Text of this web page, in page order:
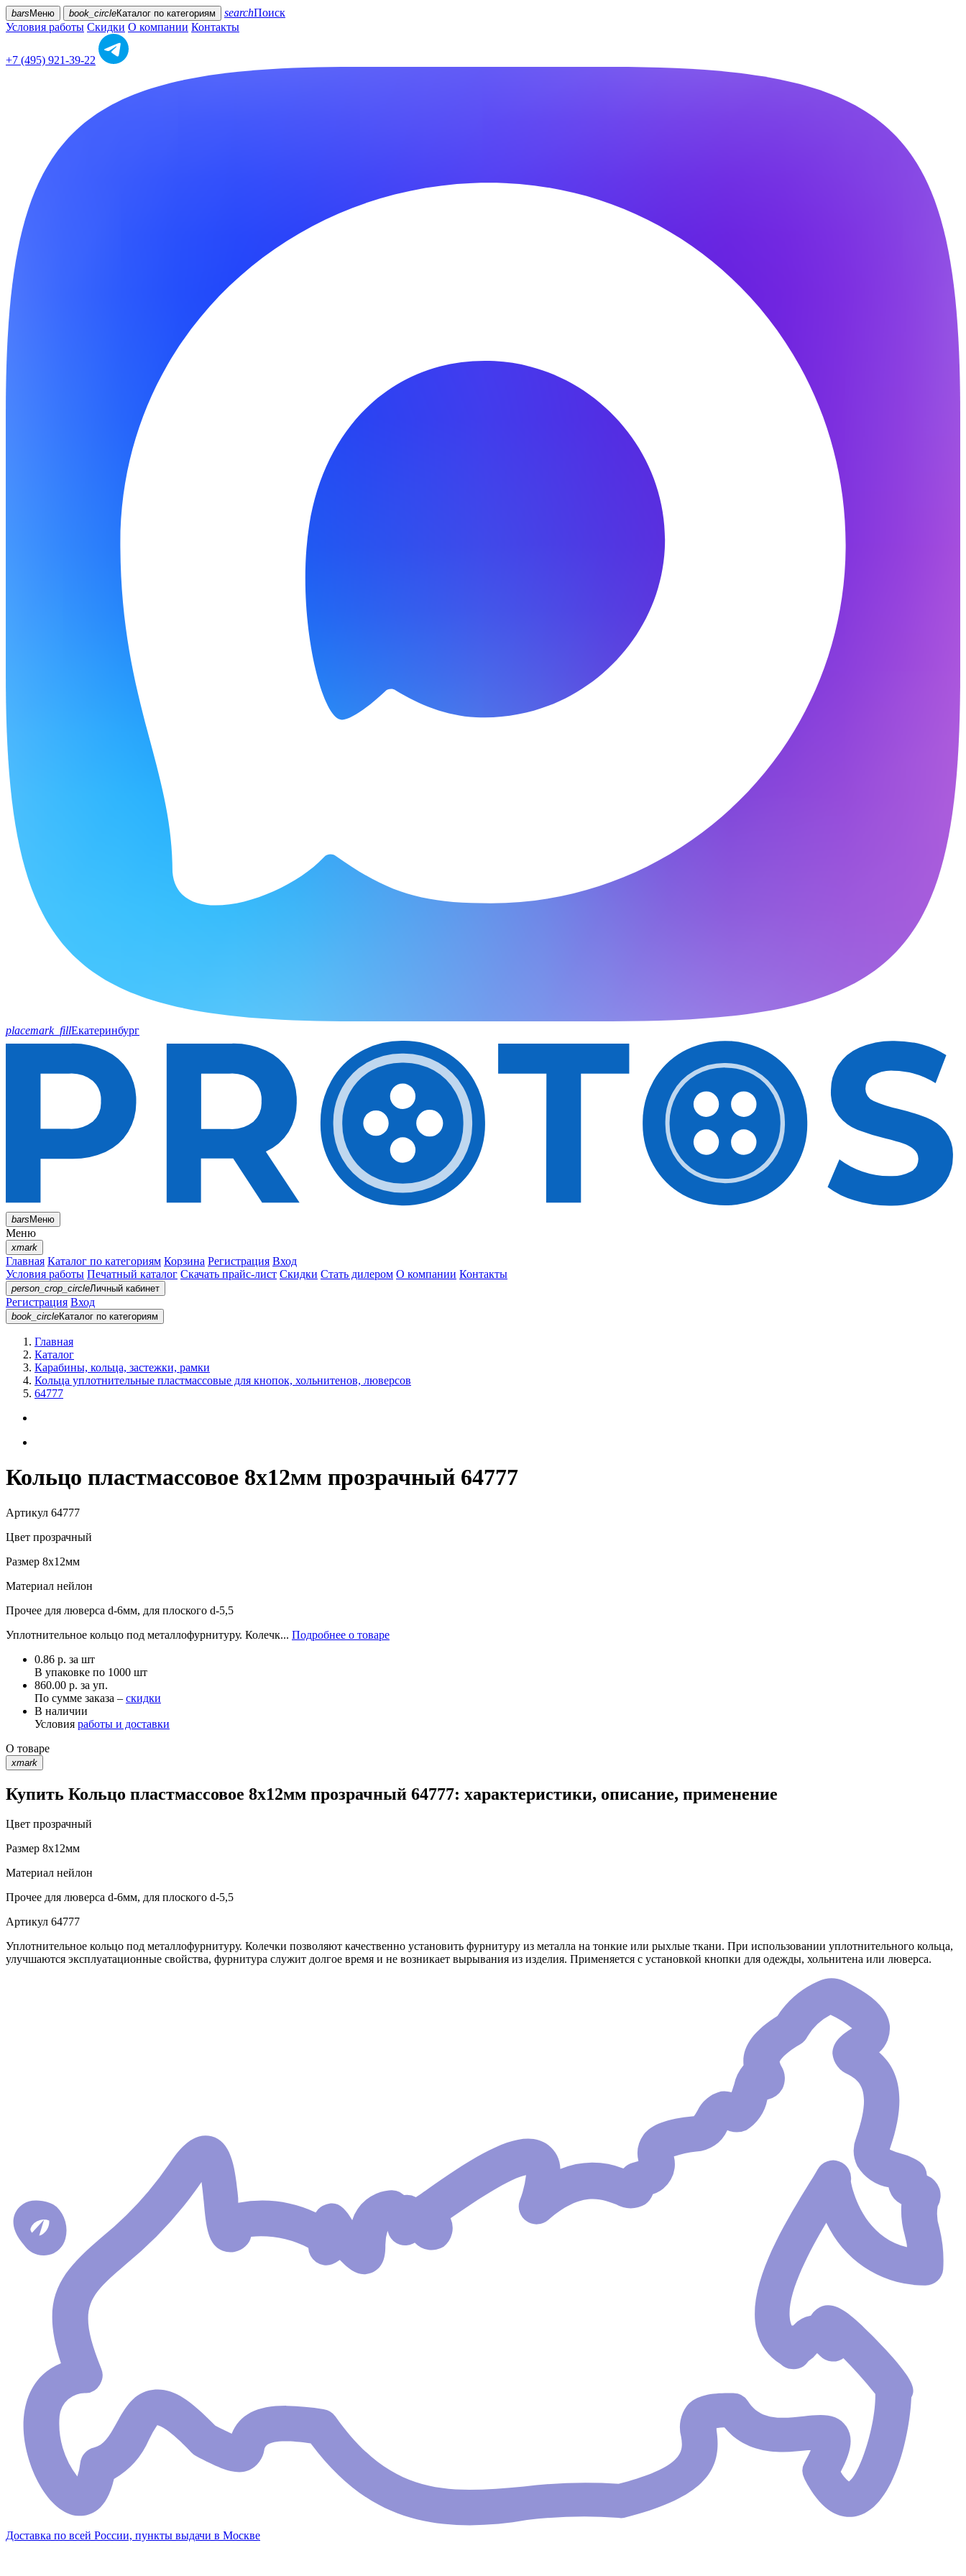
bars Меню book_circleКаталог по категориям searchПоиск
Условия работы Скидки О компании Контакты
+7 (495) 921-39-22
placemark_fillЕкатеринбург
barsМеню
Меню
xmark
Главная Каталог по категориям Корзина Регистрация Вход
Условия работы Печатный каталог Скачать прайс-лист Скидки Стать дилером О компании Контакты
person_crop_circleЛичный кабинет
Регистрация Вход
book_circleКаталог по категориям
Главная
Каталог
Карабины, кольца, застежки, рамки
Кольца уплотнительные пластмассовые для кнопок, хольнитенов, люверсов
64777
Кольцо пластмассовое 8х12мм прозрачный 64777
Артикул 64777
Цвет прозрачный
Размер 8х12мм
Материал нейлон
Прочее для люверса d-6мм, для плоского d-5,5
Уплотнительное кольцо под металлофурнитуру. Колечк... Подробнее о товаре
0.86 р. за шт
В упаковке по 1000 шт
860.00 р. за уп.
По сумме заказа – скидки
В наличии
Условия работы и доставки
О товаре
xmark
Купить Кольцо пластмассовое 8х12мм прозрачный 64777: характеристики, описание, применение
Цвет прозрачный
Размер 8х12мм
Материал нейлон
Прочее для люверса d-6мм, для плоского d-5,5
Артикул 64777
Уплотнительное кольцо под металлофурнитуру. Колечки позволяют качественно установить фурнитуру из металла на тонкие или рыхлые ткани. При использовании уплотнительного кольца,
улучшаются эксплуатационные свойства, фурнитура служит долгое время и не возникает вырывания из изделия. Применяется с установкой кнопки для одежды, хольнитена или люверса.
Доставка по всей России, пункты выдачи в Москве